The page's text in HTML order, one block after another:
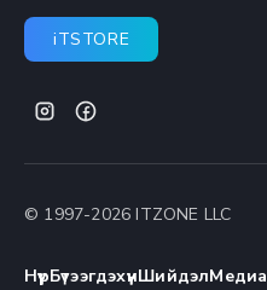
iTSTORE
© 1997-2026 ITZONE LLC
НүүрБүтээгдэхүүнШийдэлМедиа